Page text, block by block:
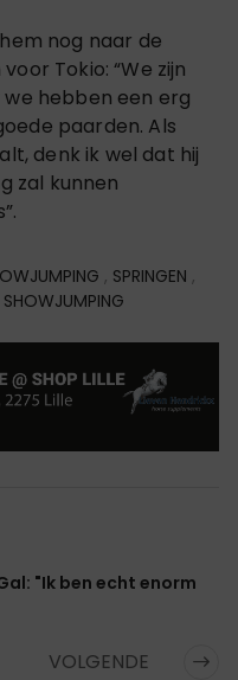
nog naar de
Tokio: “We zijn
hebben een erg
paarden. Als
denk ik wel dat hij
zal kunnen
, SPRINGEN ,
SHOWJUMPING
"Ik ben echt enorm
VOLGENDE